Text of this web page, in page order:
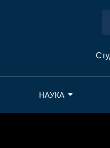
НАУКА